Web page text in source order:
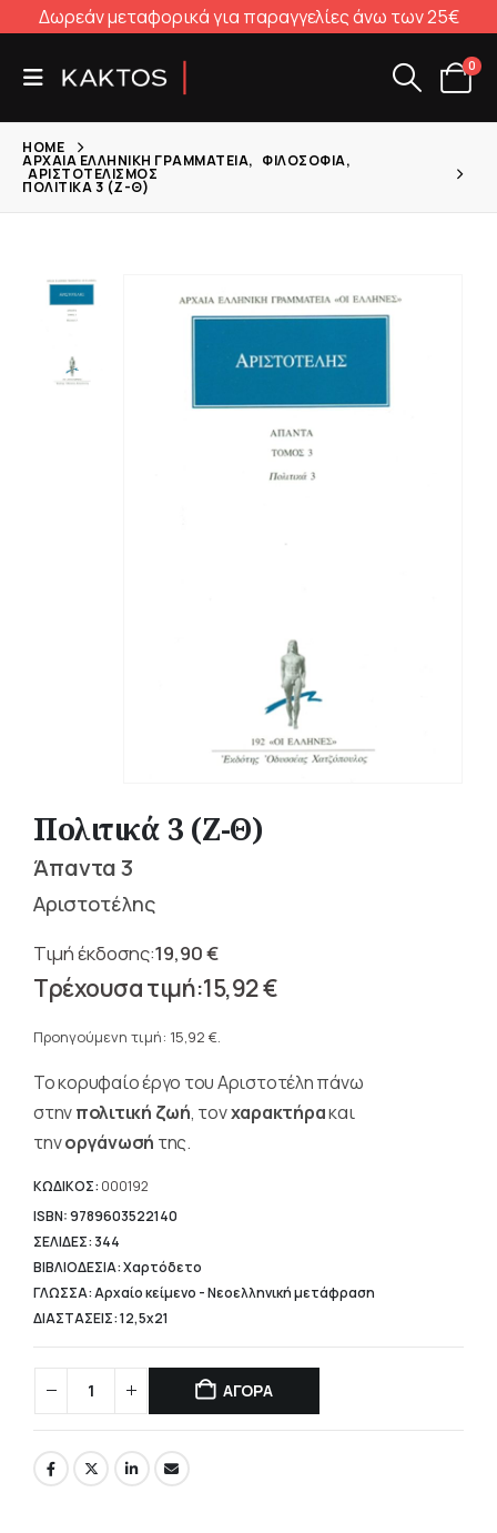
Δωρεάν μεταφορικά για παραγγελίες άνω των 25€
0
HOME
ΑΡΧΑΊΑ ΕΛΛΗΝΙΚΉ ΓΡΑΜΜΑΤΕΊΑ, ΦΙΛΟΣΟΦΊΑ,
ΑΡΙΣΤΟΤΕΛΙΣΜΌΣ
ΠΟΛΙΤΙΚΆ 3 (Ζ-Θ)
Πολιτικά 3 (Ζ-Θ)
Άπαντα 3
Αριστοτέλης
19,90€
Original
price
19,90 €.
15,92€
τρέχουσα
είναι:
15,92 €.
Προηγούμενη τιμή: 15,92 €.
Το κορυφαίο έργο του Αριστοτέλη πάνω
στηνπολιτική ζωή, τονχαρακτήρακαι
τηνοργάνωσή της.
ΚΩΔΙΚΟΣ: 000192
ISBN: 9789603522140
ΣΕΛΙΔΕΣ: 344
ΒΙΒΛΙΟΔΕΣΙΑ: Χαρτόδετο
ΓΛΩΣΣΑ: Αρχαίο κείμενο - Νεοελληνική μετάφραση
ΔΙΑΣΤΑΣΕΙΣ: 12,5x21
ΑΓΟΡΑ